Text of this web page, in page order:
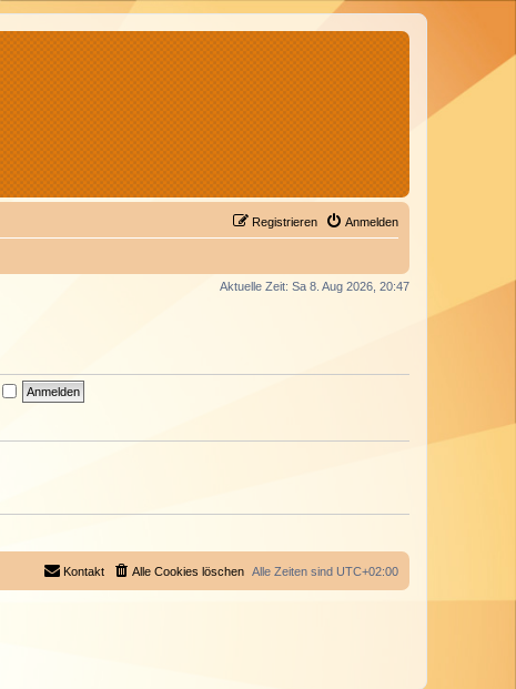
Anmelden
Registrieren
Aktuelle Zeit: Sa 8. Aug 2026, 20:47
Alle Zeiten sind UTC+02:00
Alle Cookies löschen
Kontakt